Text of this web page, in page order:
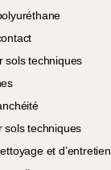
sols techniques
sols techniques
et d’entretien